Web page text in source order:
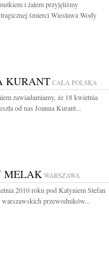
i żalem przyjęliśmy
śmierci Wiesława Wody
KURANT CAŁA POLSKA
zawiadamiamy, że 18 kwietnia
od nas Joanna Kurant...
MELAK WARSZAWA
2010 roku pod Katyniem Stefan
przewodników...